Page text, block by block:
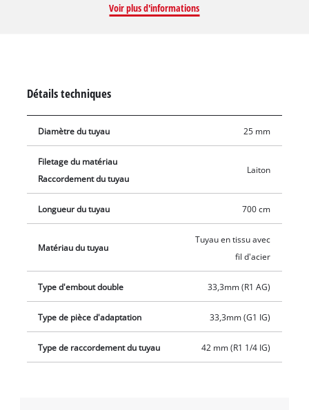
surpression (automatiques ou non). Flexible transparent à
retour intégré en inox à mailles fines, et avec deux colliers de
serrage en acier pour une fixation sûre.
Voir plus d'informations
Détails techniques
Diamètre du tuyau 25 mm
Filetage du matériau
Raccordement du tuyau
Laiton
Longueur du tuyau 700 cm
Matériau du tuyau
Tuyau en tissu avec
fil d'acier
Type d'embout double 33,3mm (R1 AG)
Type de pièce d'adaptation 33,3mm (G1 IG)
Type de raccordement du tuyau 42 mm (R1 1/4 IG)